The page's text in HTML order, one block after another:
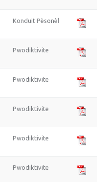
Konduit Pèsonèl
Pwodiktivite
Pwodiktivite
Pwodiktivite
Pwodiktivite
Pwodiktivite